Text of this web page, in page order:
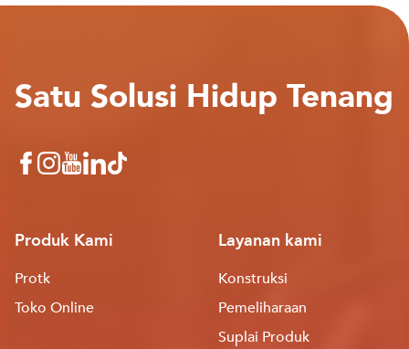
Satu Solusi Hidup Tenang
Produk Kami
Protk
Toko Online
Layanan kami
Konstruksi
Pemeliharaan
Suplai Produk